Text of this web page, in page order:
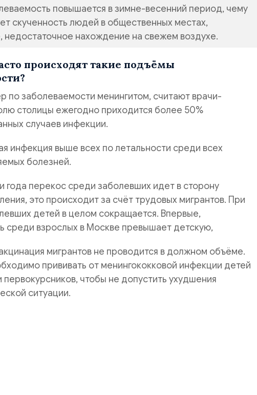
повышается в зимне-весенний период, чему
скученность людей в общественных местах,
недостаточное нахождение на свежем воздухе.
происходят такие подъёмы
по заболеваемости менингитом, считают врачи-
столицы ежегодно приходится более 50%
случаев инфекции.
инфекция выше всех по летальности среди всех
болезней.
года перекос среди заболевших идет в сторону
это происходит за счёт трудовых мигрантов. При
детей в целом сокращается. Впервые,
среди взрослых в Москве превышает детскую,
мигрантов не проводится в должном объёме.
прививать от менингококковой инфекции детей
чтобы не допустить ухудшения
ситуации.